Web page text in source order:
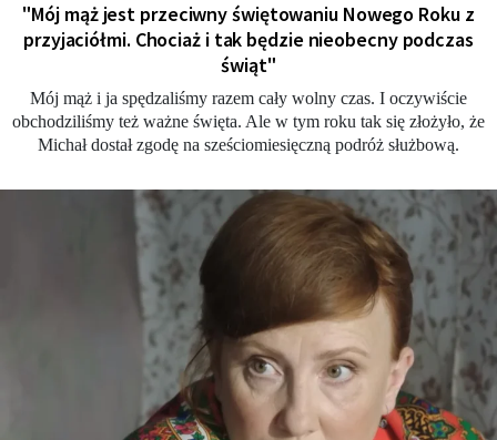
"Mój mąż jest przeciwny świętowaniu Nowego Roku z
przyjaciółmi. Chociaż i tak będzie nieobecny podczas
świąt"
Mój mąż i ja spędzaliśmy razem cały wolny czas. I oczywiście
obchodziliśmy też ważne święta. Ale w tym roku tak się złożyło, że
Michał dostał zgodę na sześciomiesięczną podróż służbową.